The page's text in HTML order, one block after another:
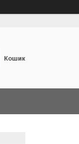
Кошик